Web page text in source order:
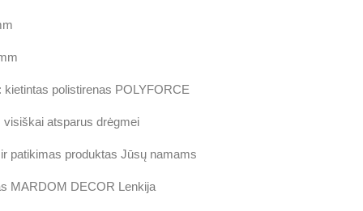
kietintas polistirenas POLYFORCE
visiškai atsparus drėgmei
patikimas produktas Jūsų namams
MARDOM DECOR Lenkija